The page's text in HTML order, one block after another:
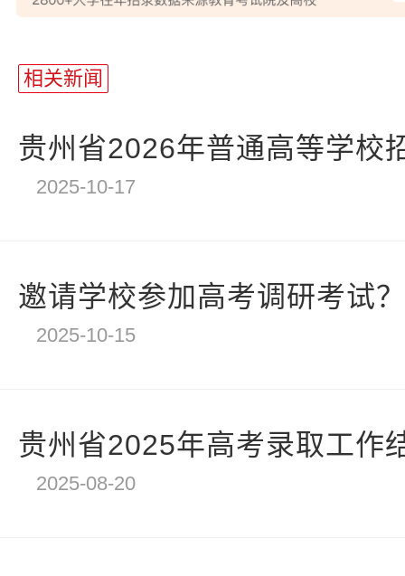
相关新闻
贵州省2026年普通高等学校
2025-10-17
邀请学校参加高考调研考试
2025-10-15
贵州省2025年高考录取工作
2025-08-20